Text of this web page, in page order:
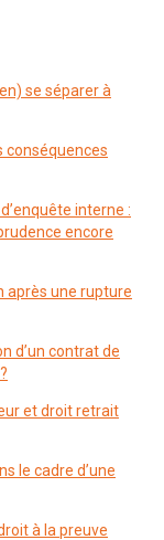
se séparer à
conséquences
interne :
encore
après une rupture
d’un contrat de
et droit retrait
le cadre d’une
à la preuve